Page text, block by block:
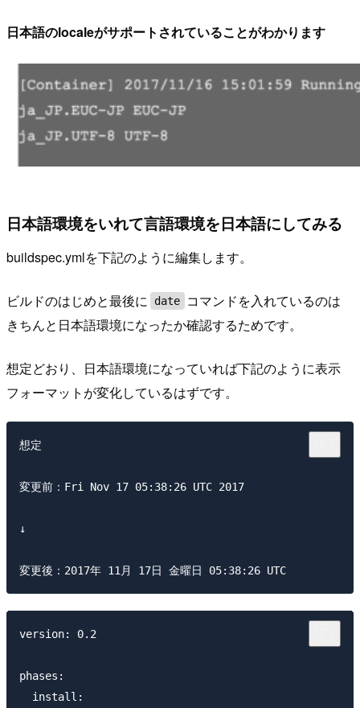
日本語のlocaleがサポートされていることがわかります
日本語環境をいれて言語環境を日本語にしてみる
buildspec.ymlを下記のように編集します。
ビルドのはじめと最後に date
コマンドを入れているのは
きちんと日本語環境になったか確認するためです。
想定どおり、日本語環境になっていれば下記のように表示
フォーマットが変化しているはずです。
想定
変更前：Fri Nov 17 05:38:26 UTC 2017
↓
version: 0.2
phases:
  install: